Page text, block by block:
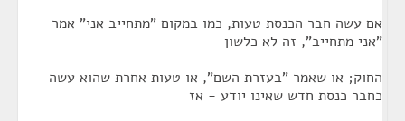
אם עשה חבר הכנסת טעות, כמו במקום "מתחייב אני" אמר
"אני מתחייב", זה לא כלשון
החוק; או שאמר "בעזרת השם", או טעות אחרת שהוא עשה
כחבר כנסת חדש שאינו יודע - אז